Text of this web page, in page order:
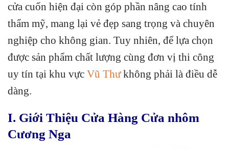
cửa cuốn hiện đại còn góp phần nâng cao tính
thẩm mỹ, mang lại vẻ đẹp sang trọng và chuyên
nghiệp cho không gian. Tuy nhiên, để lựa chọn
được sản phẩm chất lượng cùng đơn vị thi công
uy tín tại khu vực Vũ Thưkhông phải là điều dễ
dàng.
I. Giới Thiệu Cửa Hàng Cửa nhôm
Cương Nga